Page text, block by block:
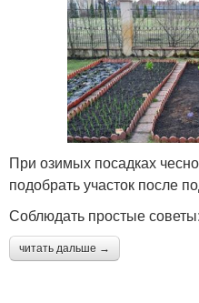
При озимых посадках
подобрать участок после
Соблюдать простые советы:
читать дальше →